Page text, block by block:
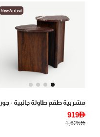
New Arrival
مشربية طقم طاولة جانبية - جوز
919AED
1,625AED